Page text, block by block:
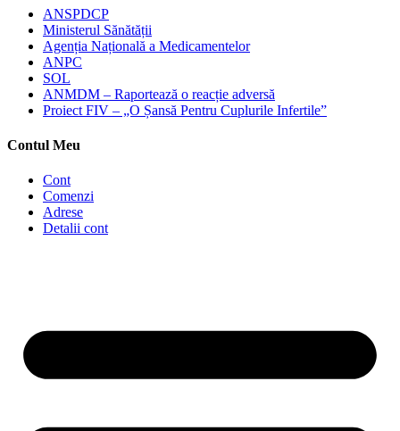
ANSPDCP
Ministerul Sănătății
Agenția Națională a Medicamentelor
ANPC
SOL
ANMDM – Raportează o reacție adversă
Proiect FIV – „O Șansă Pentru Cuplurile Infertile”
Contul Meu
Cont
Comenzi
Adrese
Detalii cont